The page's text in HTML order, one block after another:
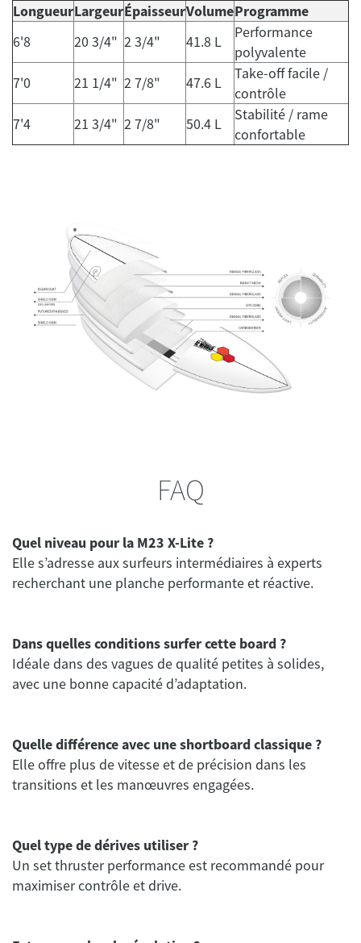
LongueurLargeurÉpaisseurVolumeProgramme
6'8
20 3/4" 2 3/4" 41.8 L
Performance
polyvalente
7'0
21 1/4" 2 7/8" 47.6 L
Take-off facile /
contrôle
7'4
21 3/4" 2 7/8" 50.4 L
Stabilité / rame
confortable
FAQ
Quel niveau pour la M23 X-Lite ?
Elle s’adresse aux surfeurs intermédiaires à experts
recherchant une planche performante et réactive.
Dans quelles conditions surfer cette board ?
Idéale dans des vagues de qualité petites à solides,
avec une bonne capacité d’adaptation.
Quelle différence avec une shortboard classique ?
Elle offre plus de vitesse et de précision dans les
transitions et les manœuvres engagées.
Quel type de dérives utiliser ?
Un set thruster performance est recommandé pour
maximiser contrôle et drive.